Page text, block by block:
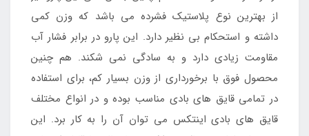
از بهترین نوع پلاستیک فشرده می باشد که وزن کمی
داشته و استحکام بی نظیر دارد. این پارو در برابر فشار آب
مقاومت زیادی دارد و به سادگی نمی شکند. هم چنین
محصول فوق با برخورداری از وزن بسیار کم، برای استفاده
در تمامی قایق های بادی مناسب بوده و در انواع مختلف
قایق های بادی اینتکس می توان آن را به کار برد. این